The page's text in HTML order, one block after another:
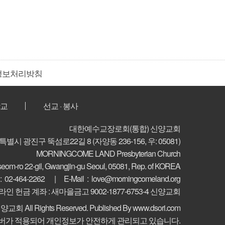
처리방침
선교 · 봉사
대한예수교장로회(통합) 신양교회
별시 광진구 뚝섬로22길 8(자양동 236-156, 우: 05081)
MORNINGCOME LAND Presbyterian Church
ro 22-gil, Gwangjin-guSeoul, 05081, Rep. of KOREA
02-464-2262 E-Mail : love@morningcomeland.org
인 헌금 계좌 : 새마을금고 9002-1877-6753-4 신양교회
교회All Rights Reserved.Published By www.dsori.com관리
가 적용되어 개인정보가 안전하게 관리되고 있습니다.